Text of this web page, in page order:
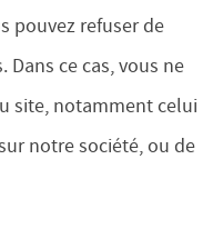
pouvez refuser de
ce cas, vous ne
site, notamment celui
notre société, ou de